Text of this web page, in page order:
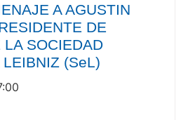
A AGUSTIN
DE
LA SOCIEDAD
LEIBNIZ (SeL)